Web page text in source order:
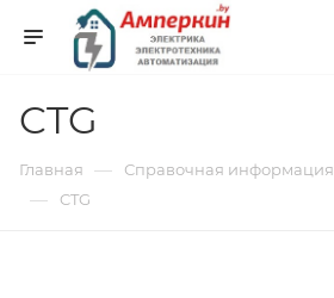
CTG
Главная — Справочная информация
— CTG